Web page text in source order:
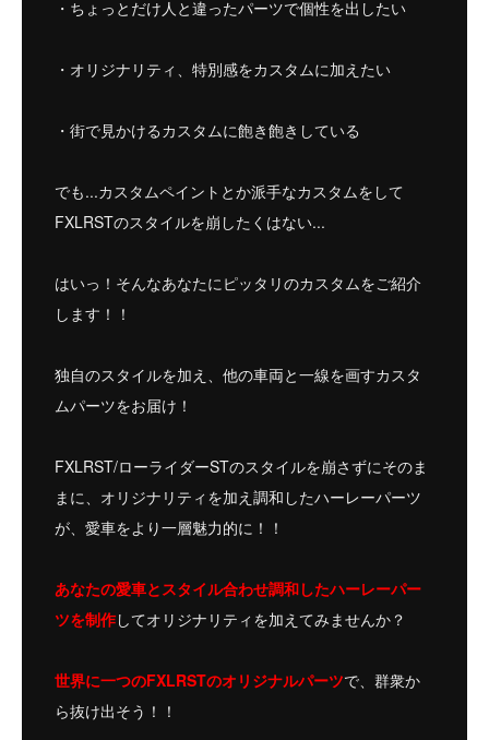
・ちょっとだけ人と違ったパーツで個性を出したい
・オリジナリティ、特別感をカスタムに加えたい
・街で見かけるカスタムに飽き飽きしている
でも...カスタムペイントとか派手なカスタムをして
FXLRSTのスタイルを崩したくはない...
はいっ！そんなあなたにピッタリのカスタムをご紹介
します！！
独自のスタイルを加え、他の車両と一線を画すカスタ
ムパーツをお届け！
FXLRST/ローライダーSTのスタイルを崩さずにそのま
まに、オリジナリティを加え調和したハーレーパーツ
が、愛車をより一層魅力的に！！
あなたの愛車とスタイル合わせ調和したハーレーパー
ツを制作してオリジナリティを加えてみませんか？
世界に一つのFXLRSTのオリジナルパーツで、群衆か
ら抜け出そう！！